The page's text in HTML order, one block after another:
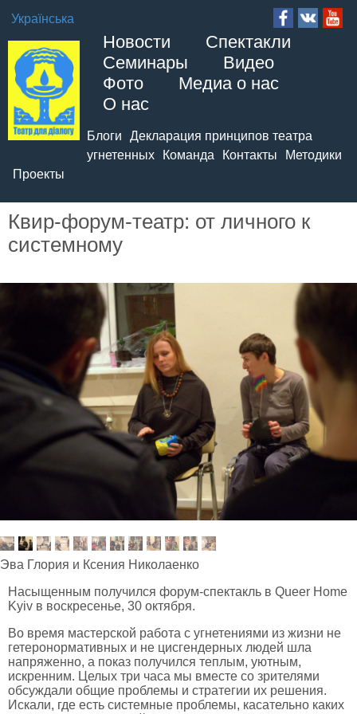
Новости
Спектакли
Семинары
Видео
Фото
Медиа о нас
О нас
Блоги
Декларация принципов театра
угнетенных
Команда Контакты
Методики
Проекты
Українська
Квир-форум-театр: от личного к
системному
Эва Глория и Ксения Николаенко
Насыщенным получился форум-спектакль в Queer Home
Kyiv в воскресенье, 30 октября.
Во время мастерской работа с угнетениями из жизни не
гетеронормативных и не цисгендерных людей шла
напряженно, а показ получился теплым, уютным,
искренним. Целых три часа мы вместе со зрителями
обсуждали общие проблемы и стратегии их решения.
Искали, где есть системные проблемы, касательно каких